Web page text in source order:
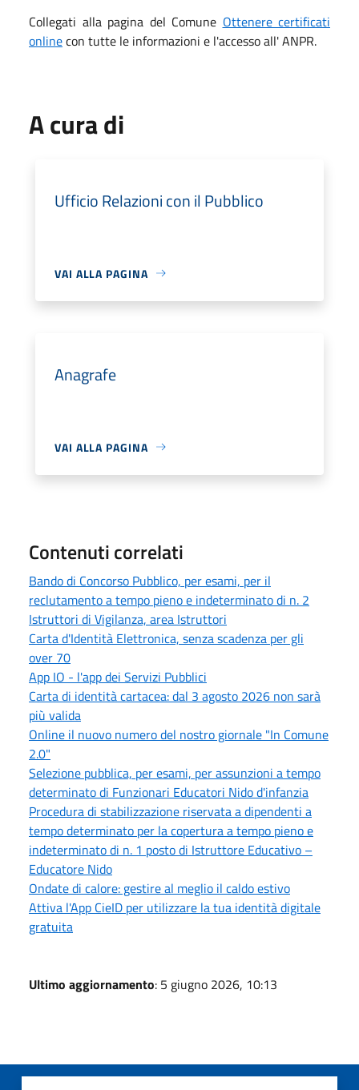
Collegati alla pagina del Comune Ottenere certificati
onlinecon tutte le informazioni e l'accesso all' ANPR.
A cura di
Ufficio Relazioni con il Pubblico
VAI ALLA PAGINA
Anagrafe
VAI ALLA PAGINA
Contenuti correlati
Bando di Concorso Pubblico, per esami, per il
reclutamento a tempo pieno e indeterminato di n. 2
Istruttori di Vigilanza, area Istruttori
Carta d'Identità Elettronica, senza scadenza per gli
over 70
App IO - l'app dei Servizi Pubblici
Carta di identità cartacea: dal 3 agosto 2026 non sarà
più valida
Online il nuovo numero del nostro giornale "In Comune
2.0"
Selezione pubblica, per esami, per assunzioni a tempo
determinato di Funzionari Educatori Nido d'infanzia
Procedura di stabilizzazione riservata a dipendenti a
tempo determinato per la copertura a tempo pieno e
indeterminato di n. 1 posto di Istruttore Educativo –
Educatore Nido
Ondate di calore: gestire al meglio il caldo estivo
Attiva l'App CieID per utilizzare la tua identità digitale
gratuita
Ultimo aggiornamento: 5 giugno 2026, 10:13